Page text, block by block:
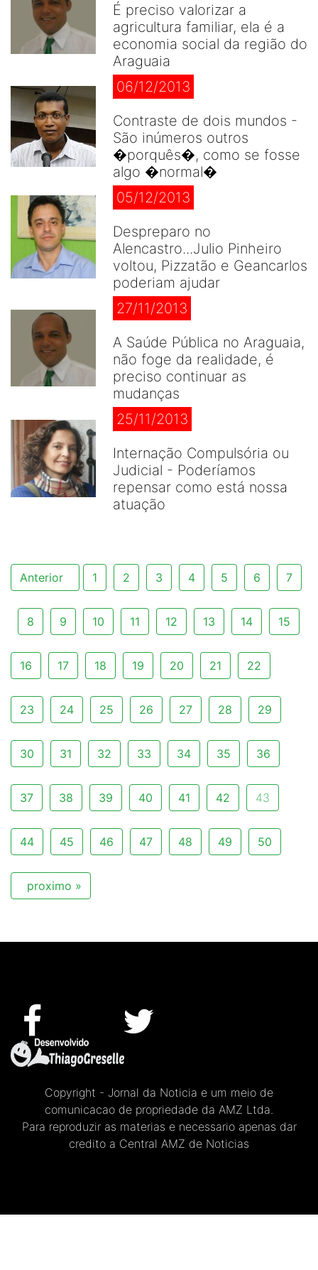
É preciso valorizar a
agricultura familiar, ela é a
economia social da região do
Araguaia
06/12/2013
Contraste de dois mundos -
São inúmeros outros
�porquês�, como se fosse
algo �normal�
05/12/2013
Despreparo no
Alencastro...Julio Pinheiro
voltou, Pizzatão e Geancarlos
poderiam ajudar
27/11/2013
A Saúde Pública no Araguaia,
não foge da realidade, é
preciso continuar as
mudanças
25/11/2013
Internação Compulsória ou
Judicial - Poderíamos
repensar como está nossa
atuação
Anterior 1 2 3 4 5 6 7
8 9 10 11 12 13 14 15
16 17 18 19 20 21 22
23 24 25 26 27 28 29
30 31 32 33 34 35 36
37 38 39 40 41 42 43
44 45 46 47 48 49 50
proximo »
Copyright - Jornal da Noticia e um meio de
comunicacao de propriedade da AMZ Ltda.
Para reproduzir as materias e necessario apenas dar
credito a Central AMZ de Noticias